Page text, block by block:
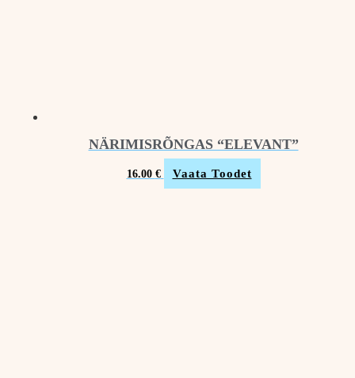
NÄRIMISRÕNGAS “ELEVANT”
16.00 € Vaata Toodet